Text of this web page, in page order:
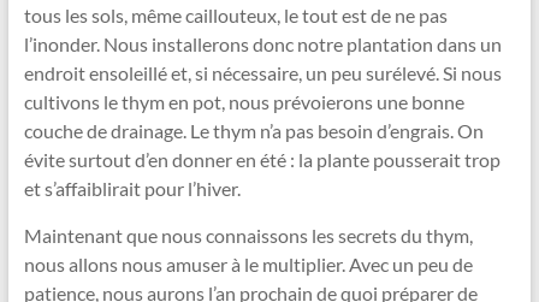
tous les sols, même caillouteux, le tout est de ne pas
l’inonder. Nous installerons donc notre plantation dans un
endroit ensoleillé et, si nécessaire, un peu surélevé. Si nous
cultivons le thym en pot, nous prévoierons une bonne
couche de drainage. Le thym n’a pas besoin d’engrais. On
évite surtout d’en donner en été : la plante pousserait trop
et s’affaiblirait pour l’hiver.
Maintenant que nous connaissons les secrets du thym,
nous allons nous amuser à le multiplier. Avec un peu de
patience, nous aurons l’an prochain de quoi préparer de